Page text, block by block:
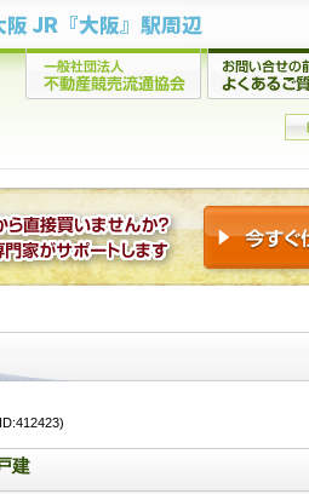
JR『大阪』駅周辺
建